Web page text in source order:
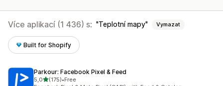
Více aplikací (1 436) s: Teplotní mapy Vymazat
Built for Shopify
Parkour: Facebook Pixel & Feed
5,0z 5 hvězd
(175)
Celkový počet recenzí: 175
•Free